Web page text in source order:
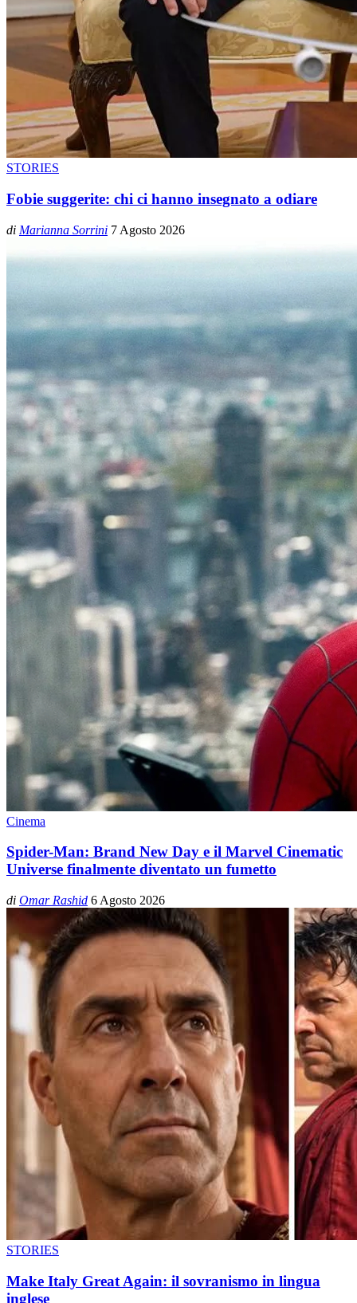
STORIES
Fobie suggerite: chi ci hanno insegnato a odiare
di Marianna Sorrini 7 Agosto 2026
Cinema
Spider-Man: Brand New Day e il Marvel Cinematic
Universe finalmente diventato un fumetto
di Omar Rashid 6 Agosto 2026
STORIES
Make Italy Great Again: il sovranismo in lingua
inglese